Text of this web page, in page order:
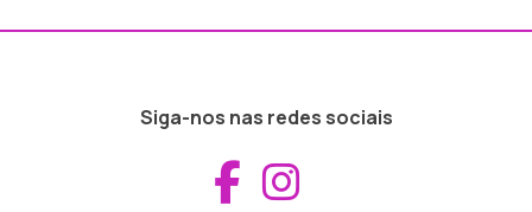
Siga-nos nas redes sociais
Aceder ao